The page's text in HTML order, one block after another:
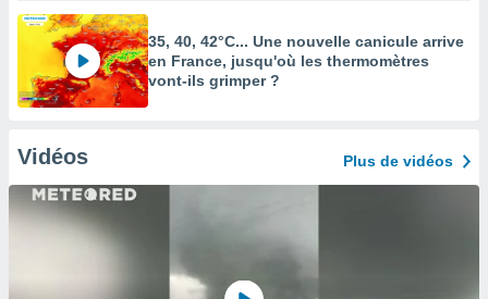
35, 40, 42°C... Une nouvelle canicule arrive
en France, jusqu'où les thermomètres
vont-ils grimper ?
Vidéos Plus de vidéos